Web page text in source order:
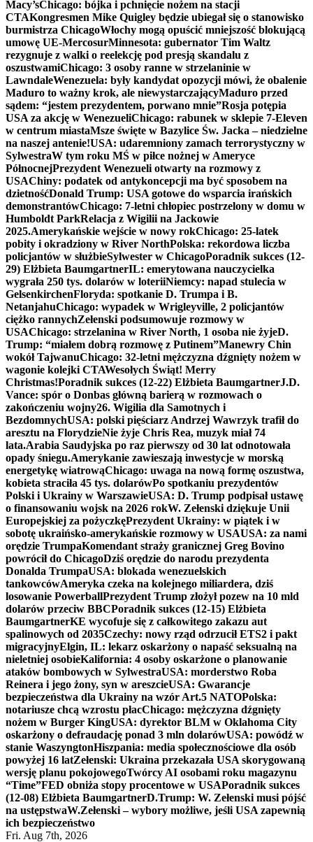
Macy’sChicago: bójka i pchnięcie nożem na stacji
CTAKongresmen Mike Quigley będzie ubiegał się o stanowisko
burmistrza ChicagoWłochy mogą opuścić mniejszość blokującą
umowę UE-MercosurMinnesota: gubernator Tim Waltz
rezygnuje z walki o reelekcję pod presją skandalu z
oszustwamiChicago: 3 osoby ranne w strzelaninie w
LawndaleWenezuela: były kandydat opozycji mówi, że obalenie
Maduro to ważny krok, ale niewystarczającyMaduro przed
sądem: “jestem prezydentem, porwano mnie”Rosja potępia
USA za akcję w WenezueliChicago: rabunek w sklepie 7-Eleven
w centrum miastaMsze święte w Bazylice Św. Jacka – niedzielne
na naszej antenie!USA: udaremniony zamach terrorystyczny w
SylwestraW tym roku MŚ w piłce nożnej w Ameryce
PółnocnejPrezydent Wenezueli otwarty na rozmowy z
USAChiny: podatek od antykoncepcji ma być sposobem na
dzietnośćDonald Trump: USA gotowe do wsparcia irańskich
demonstrantówChicago: 7-letni chłopiec postrzelony w domu w
Humboldt ParkRelacja z Wigilii na Jackowie
2025.Amerykańskie wejście w nowy rokChicago: 25-latek
pobity i okradziony w River NorthPolska: rekordowa liczba
policjantów w służbieSylwester w ChicagoPoradnik sukces (12-
29) Elżbieta BaumgartnerIL: emerytowana nauczycielka
wygrała 250 tys. dolarów w loteriiNiemcy: napad stulecia w
GelsenkirchenFloryda: spotkanie D. Trumpa i B.
NetanjahuChicago: wypadek w Wrigleyville, 2 policjantów
ciężko rannychZełenski podsumowuje rozmowy w
USAChicago: strzelanina w River North, 1 osoba nie żyjeD.
Trump: “miałem dobrą rozmowę z Putinem”Manewry Chin
wokół TajwanuChicago: 32-letni mężczyzna dźgnięty nożem w
wagonie kolejki CTAWesołych Świąt! Merry
Christmas!Poradnik sukces (12-22) Elżbieta BaumgartnerJ.D.
Vance: spór o Donbas główną barierą w rozmowach o
zakończeniu wojny26. Wigilia dla Samotnych i
BezdomnychUSA: polski pięściarz Andrzej Wawrzyk trafił do
aresztu na FlorydzieNie żyje Chris Rea, muzyk miał 74
lata.Arabia Saudyjska po raz pierwszy od 30 lat odnotowała
opady śniegu.Amerykanie zawieszają inwestycje w morską
energetykę wiatrowąChicago: uwaga na nową formę oszustwa,
kobieta straciła 45 tys. dolarówPo spotkaniu prezydentów
Polski i Ukrainy w WarszawieUSA: D. Trump podpisał ustawę
o finansowaniu wojsk na 2026 rokW. Zełenski dziękuje Unii
Europejskiej za pożyczkęPrezydent Ukrainy: w piątek i w
sobotę ukraińsko-amerykańskie rozmowy w USAUSA: za nami
orędzie TrumpaKomendant straży granicznej Greg Bovino
powrócił do ChicagoDziś orędzie do narodu prezydenta
Donalda TrumpaUSA: blokada wenezuelskich
tankowcówAmeryka czeka na kolejnego miliardera, dziś
losowanie PowerballPrezydent Trump złożył pozew na 10 mld
dolarów przeciw BBCPoradnik sukces (12-15) Elżbieta
BaumgartnerKE wycofuje się z całkowitego zakazu aut
spalinowych od 2035Czechy: nowy rząd odrzucił ETS2 i pakt
migracyjnyElgin, IL: lekarz oskarżony o napaść seksualną na
nieletniej osobieKalifornia: 4 osoby oskarżone o planowanie
ataków bombowych w SylwestraUSA: morderstwo Roba
Reinera i jego żony, syn w areszcieUSA: Gwarancje
bezpieczeństwa dla Ukrainy na wzór Art.5 NATOPolska:
notariusze chcą wzrostu płacChicago: mężczyzna dźgnięty
nożem w Burger KingUSA: dyrektor BLM w Oklahoma City
oskarżony o defraudację ponad 3 mln dolarówUSA: powódź w
stanie WaszyngtonHiszpania: media społecznościowe dla osób
powyżej 16 latZełenski: Ukraina przekazała USA skorygowaną
wersję planu pokojowegoTwórcy AI osobami roku magazynu
“Time”FED obniża stopy procentowe w USAPoradnik sukces
(12-08) Elżbieta BaumgartnerD.Trump: W. Zełenski musi pójść
na ustępstwaW.Zełenski – wybory możliwe, jeśli USA zapewnią
ich bezpieczeństwo
Fri. Aug 7th, 2026